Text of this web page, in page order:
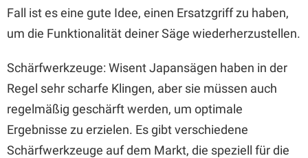
Fall ist es eine gute Idee, einen Ersatzgriff zu haben,
um die Funktionalität deiner Säge wiederherzustellen.
Schärfwerkzeuge: Wisent Japansägen haben in der
Regel sehr scharfe Klingen, aber sie müssen auch
regelmäßig geschärft werden, um optimale
Ergebnisse zu erzielen. Es gibt verschiedene
Schärfwerkzeuge auf dem Markt, die speziell für die